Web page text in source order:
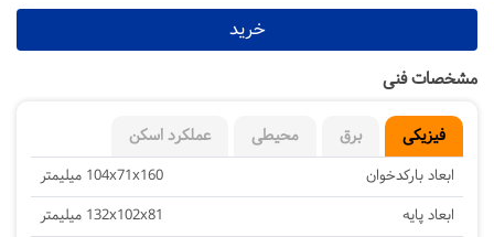
خرید
مشخصات فنی
فیزیکی برق محیطی عملکرد اسکن
ابعاد بارکدخوان
104x71x160 میلیمتر
ابعاد پایه
132x102x81 میلیمتر